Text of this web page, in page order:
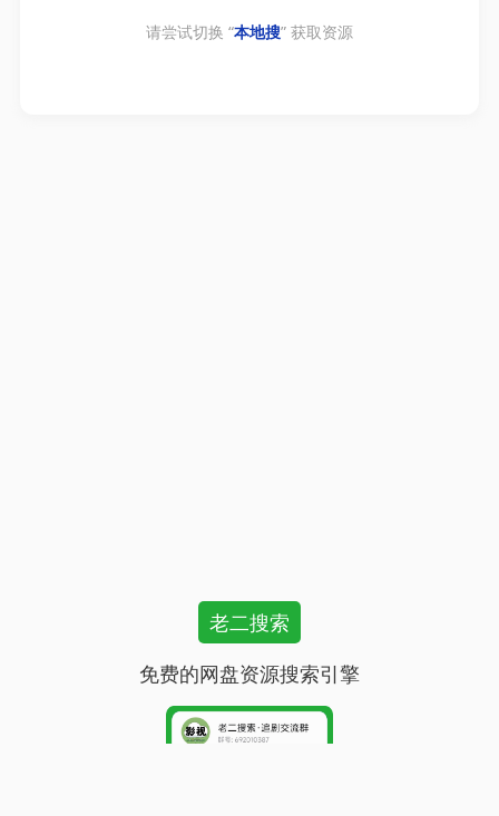
请尝试切换 “本地搜” 获取资源
老二搜索
免费的网盘资源搜索引擎